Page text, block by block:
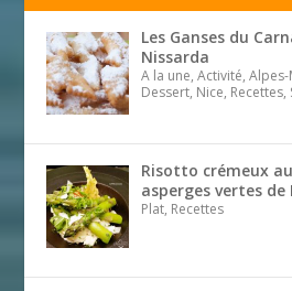
Les Ganses du
Nissarda
A la une, Activité,
Dessert, Nice, Recettes,
Risotto crémeux
asperges vertes de
Plat, Recettes